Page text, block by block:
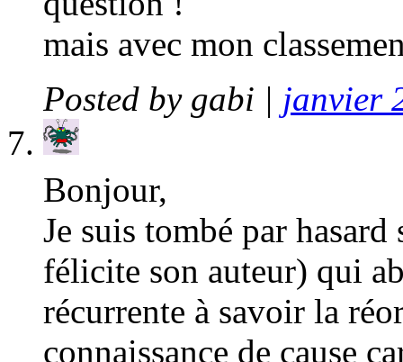
mais avec mon
Posted by gabi | janvier
Bonjour,
Je suis tombé par
félicite son auteur) qui
récurrente à savoir la
connaissance de cause